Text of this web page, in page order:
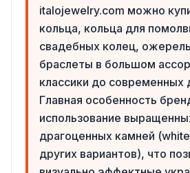
italojewelry.com можно
кольца, кольца для
свадебных колец,
браслеты в большом
классики до современных
Главная особенность
использование
драгоценных камней
других вариантов), что